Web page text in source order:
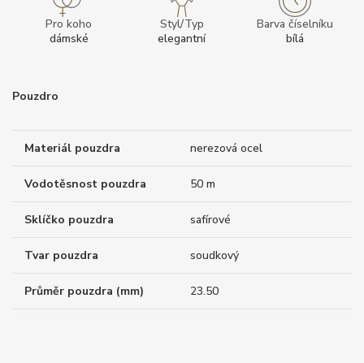
Pro koho
dámské
Styl/Typ
elegantní
Barva číselníku
bílá
Pouzdro
Materiál pouzdra nerezová ocel
Vodotěsnost pouzdra 50 m
Sklíčko pouzdra safírové
Tvar pouzdra soudkový
Průměr pouzdra (mm) 23.50